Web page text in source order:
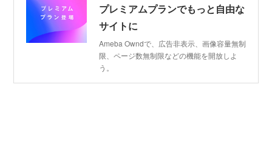
プレミアムプランでもっと自由な
サイトに
Ameba Owndで、広告非表示、画像容量無制
限、ページ数無制限などの機能を開放しよ
う。